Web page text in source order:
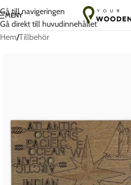
Gå till navigeringen
Gå direkt till huvudinnehållet
Handgjort med kärlek i Litauen
MENY
Hem/Tillbehör